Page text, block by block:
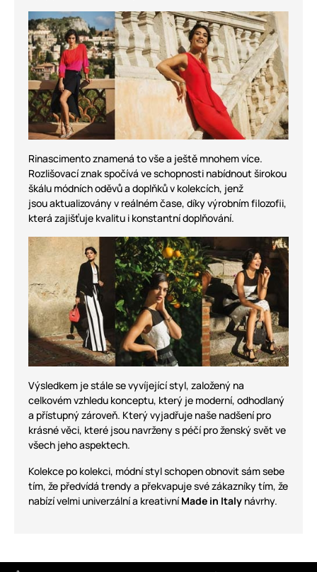
Rinascimento znamená to vše a ještě mnohem více.
Rozlišovací znak spočívá ve schopnosti nabídnout širokou
škálu módních oděvů a doplňků v kolekcích, jenž
jsou aktualizovány v reálném čase, díky výrobním filozofii,
která zajišťuje kvalitu i konstantní doplňování.
Výsledkem je stále se vyvíjející styl, založený na
celkovém vzhledu konceptu, který je moderní, odhodlaný
a přístupný zároveň. Který vyjadřuje naše nadšení pro
krásné věci, které jsou navrženy s péčí pro ženský svět ve
všech jeho aspektech.
Kolekce po kolekci, módní styl schopen obnovit sám sebe
tím, že předvídá trendy a překvapuje své zákazníky tím, že
nabízí velmi univerzální a kreativní Made in Italy návrhy.